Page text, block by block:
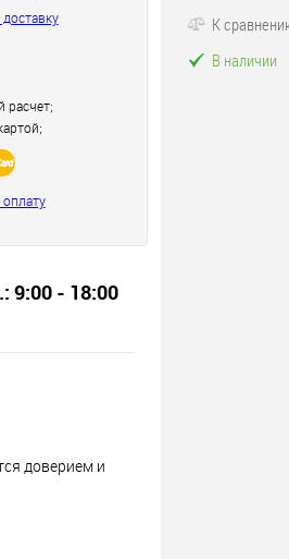
расчет;
9:00 - 18:00
доверием и
К
В наличии